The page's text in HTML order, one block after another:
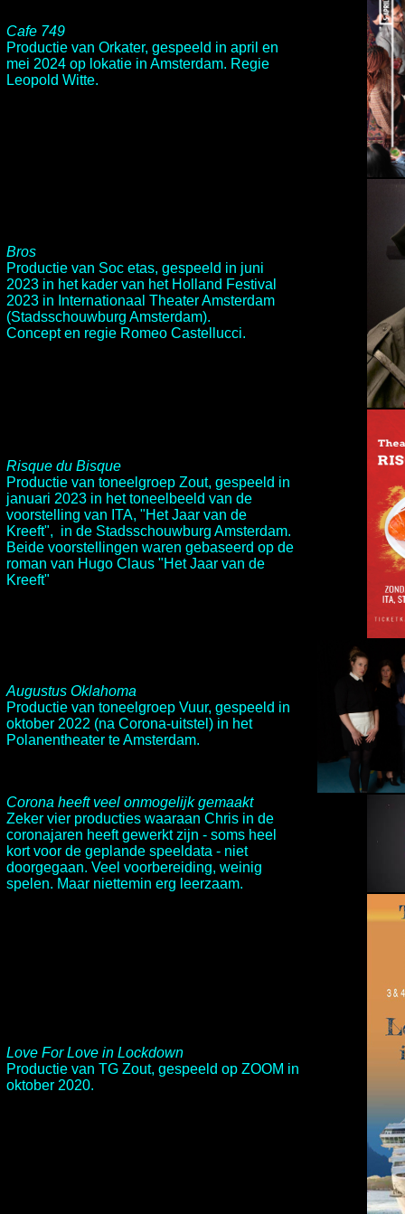
Cafe 749
Productie van Orkater, gespeeld in april en
mei 2024 op lokatie in Amsterdam. Regie
Leopold Witte.
Bros
Productie van Soc etas, gespeeld in juni
2023 in het kader van het Holland Festival
2023 in Internationaal Theater Amsterdam
(Stadsschouwburg Amsterdam).
Concept en regie Romeo Castellucci.
Risque du Bisque
Productie van toneelgroep Zout, gespeeld in
januari 2023 in het toneelbeeld van de
voorstelling van ITA, "Het Jaar van de
Kreeft", in de Stadsschouwburg Amsterdam.
Beide voorstellingen waren gebaseerd op de
roman van Hugo Claus "Het Jaar van de
Kreeft"
Augustus Oklahoma
Productie van toneelgroep Vuur, gespeeld in
oktober 2022 (na Corona-uitstel) in het
Polanentheater te Amsterdam.
Corona heeft veel onmogelijk gemaakt
Zeker vier producties waaraan Chris in de
coronajaren heeft gewerkt zijn - soms heel
kort voor de geplande speeldata - niet
doorgegaan. Veel voorbereiding, weinig
spelen. Maar niettemin erg leerzaam.
Love For Love in Lockdown
Productie van TG Zout, gespeeld op ZOOM in
oktober 2020.